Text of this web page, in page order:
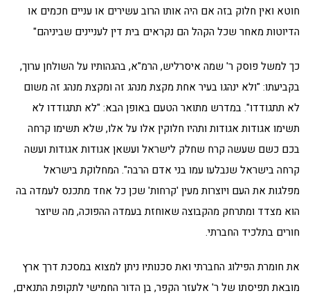
חוטא ואין חלוק בזה אם היה אותו הרוב עשירים או עניים חכמים או
הדיוטות מאחר שכל הקהל הם נקראים בית דין לעניינים שביניהם"
כך למשל פוסק ר' שמה איסרליש, הרמ"א, בהגהותיו על השולחן ערוך,
בקביעתו: "ולא ינהגו בעיר אחת מקצת מנהג זה ומקצת מנהג זה משום
לא תתגודדו". במדרש מתואר הטעם באופן הבא: "לא תתגודדו לא
תשימו אגודות אגודות ותהיו חלוקין אלו על אלו, שלא תשימו קרחה
בכם כשם שעשה קרח שחלק לישראל ועשאן אגודות אגודות ועשה
קרחה בישראל שנבלעו עמו בני אדם הרבה". המחלוקת בישראל
מפלגות את העם ויוצרות מעין 'קרחות' שכן כל אחד מתכנס לעמדה בה
הוא מצדד ומתרחק מהקבוצה שאוחזת בעמדה ההפוכה, מה שיוצר
חורים בתלכיד החברתי.
את חומרת הפילוג החברתי ואת סכנותיו ניתן למצוא במסכת דרך ארץ
מובאת תפיסתו של ר' אלעזר הקפר, בן הדור החמישי לתקופת התנאים,